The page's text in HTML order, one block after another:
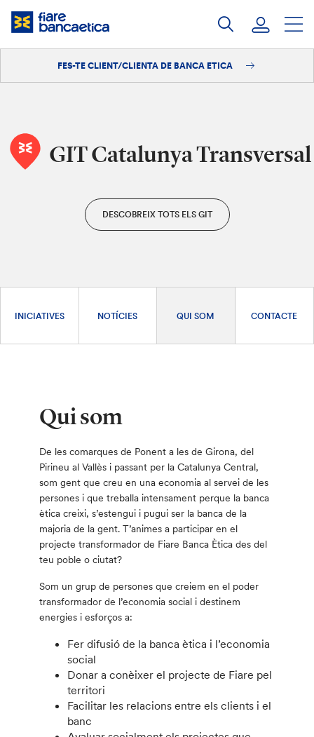
Salta
Iniciar sessióFES-TE CLIENT/CLIENTA DE BANCA ETICA
GIT Catalunya Transversal
DESCOBREIX TOTS ELS GIT
INICIATIVES NOTÍCIES QUI SOM CONTACTE
Qui som
De les comarques de Ponent a les de Girona, del
Pirineu al Vallès i passant per la Catalunya Central,
som gent que creu en una economia al servei de les
persones i que treballa intensament perque la banca
ètica creixi, s’estengui i pugui ser la banca de la
majoria de la gent. T’animes a participar en el
projecte transformador de Fiare Banca Ètica des del
teu poble o ciutat?
Som un grup de persones que creiem en el poder
transformador de l’economia social i destinem
energies i esforços a:
Fer difusió de la banca ètica i l’economia
social
Donar a conèixer el projecte de Fiare pel
territori
Facilitar les relacions entre els clients i el
banc